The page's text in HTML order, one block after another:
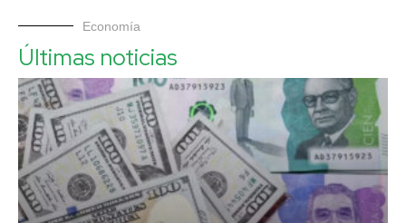
Economía
Últimas noticias